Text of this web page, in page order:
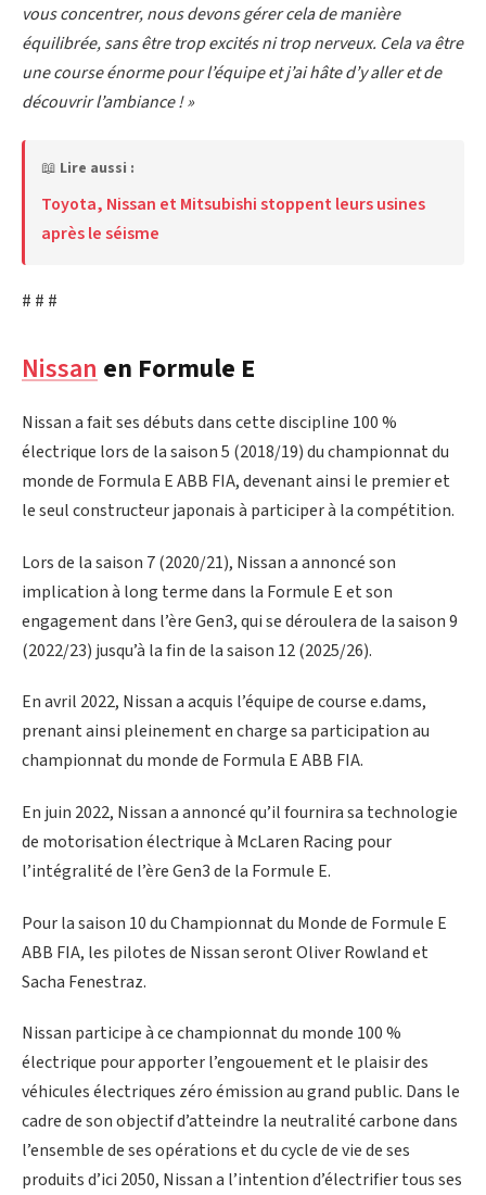
vous concentrer, nous devons gérer cela de manière
équilibrée, sans être trop excités ni trop nerveux. Cela va être
une course énorme pour l’équipe et j’ai hâte d’y aller et de
découvrir l’ambiance ! »
📖 Lire aussi :
Toyota, Nissan et Mitsubishi stoppent leurs usines
après le séisme
# # #
Nissanen Formule E
Nissan a fait ses débuts dans cette discipline 100 %
électrique lors de la saison 5 (2018/19) du championnat du
monde de Formula E ABB FIA, devenant ainsi le premier et
le seul constructeur japonais à participer à la compétition.
Lors de la saison 7 (2020/21), Nissan a annoncé son
implication à long terme dans la Formule E et son
engagement dans l’ère Gen3, qui se déroulera de la saison 9
(2022/23) jusqu’à la fin de la saison 12 (2025/26).
En avril 2022, Nissan a acquis l’équipe de course e.dams,
prenant ainsi pleinement en charge sa participation au
championnat du monde de Formula E ABB FIA.
En juin 2022, Nissan a annoncé qu’il fournira sa technologie
de motorisation électrique à McLaren Racing pour
l’intégralité de l’ère Gen3 de la Formule E.
Pour la saison 10 du Championnat du Monde de Formule E
ABB FIA, les pilotes de Nissan seront Oliver Rowland et
Sacha Fenestraz.
Nissan participe à ce championnat du monde 100 %
électrique pour apporter l’engouement et le plaisir des
véhicules électriques zéro émission au grand public. Dans le
cadre de son objectif d’atteindre la neutralité carbone dans
l’ensemble de ses opérations et du cycle de vie de ses
produits d’ici 2050, Nissan a l’intention d’électrifier tous ses